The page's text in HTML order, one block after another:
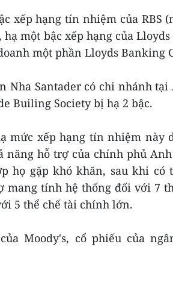
xếp hạng tín nhiệm của RBS
một bậc xếp hạng của
một phần Lloyds Banking
Nha Santader có chi nhánh
Builing Society bị hạ 2 bậc.
mức xếp hạng tín nhiệm này
năng hỗ trợ của chính phủ
họ gặp khó khăn, sau khi có
mang tính hệ thống đối với 7
5 thể chế tài chính lớn.
Moody's, cổ phiếu của